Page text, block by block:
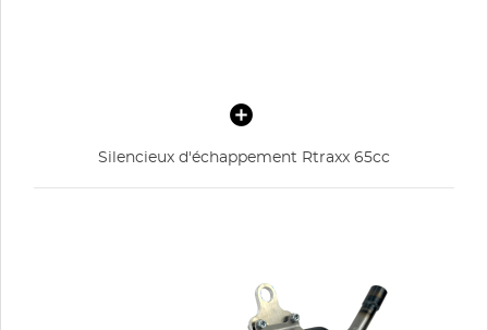
Silencieux d'échappement Rtraxx 65cc